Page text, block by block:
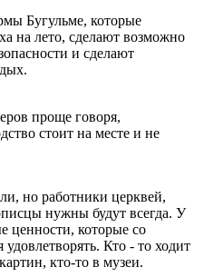
Бугульме, которые
на лето, сделают возможно
и сделают
проще говоря,
стоит на месте и не
но работники церквей,
нужны будут всегда. У
ценности, которые со
Кто - то ходит
кто-то в музеи.